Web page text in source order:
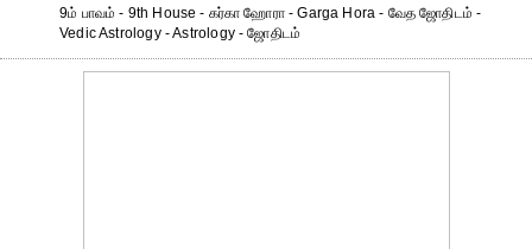
9ம் பாவம் - 9th House - கர்கா ஹோரா - Garga Hora - வேத ஜோதிடம் -
Vedic Astrology - Astrology - ஜோதிடம்